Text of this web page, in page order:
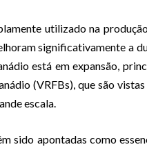
utilizado na
significativamente a
está em expansão,
(VRFBs), que são
escala.
sido apontadas como